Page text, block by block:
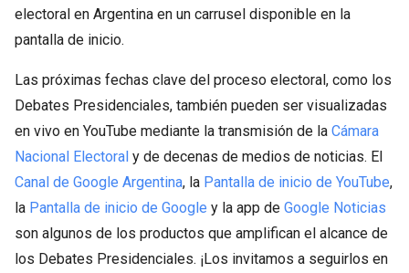
electoral en Argentina en un carrusel disponible en la
pantalla de inicio.
Las próximas fechas clave del proceso electoral, como los
Debates Presidenciales, también pueden ser visualizadas
en vivo en YouTube mediante la transmisión de la Cámara
Nacional Electoral y de decenas de medios de noticias. El
Canal de Google Argentina, la Pantalla de inicio de YouTube,
la Pantalla de inicio de Google y la app de Google Noticias
son algunos de los productos que amplifican el alcance de
los Debates Presidenciales. ¡Los invitamos a seguirlos en